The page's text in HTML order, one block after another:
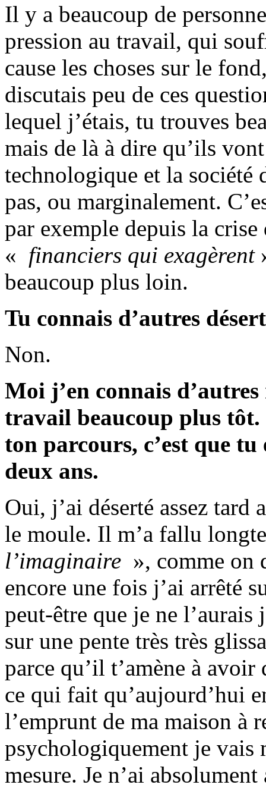
Il y a beaucoup de
pression au travail, qui
cause les choses sur le
discutais peu de ces
lequel j’étais, tu trouves
mais de là à dire qu’ils
technologique et la société
pas, ou marginalement.
par exemple depuis la crise
« financiers qui exagèrent
beaucoup plus loin.
Tu connais d’autres
Non.
Moi j’en connais
travail beaucoup plus tôt.
ton parcours, c’est que
deux ans.
Oui, j’ai déserté assez tard
le moule. Il m’a fallu
l’imaginaire », comme on
encore une fois j’ai arrêté
peut-être que je ne l’aurais
sur une pente très très
parce qu’il t’amène à
ce qui fait qu’aujourd’hui
l’emprunt de ma maison à
psychologiquement je vais
mesure. Je n’ai